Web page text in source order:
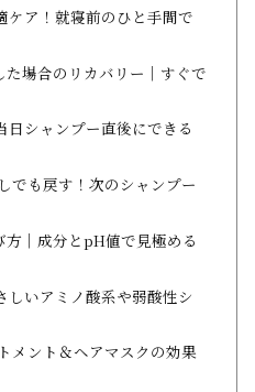
ケア！就寝前のひと手間で
た場合のリカバリー│すぐで
シャンプー直後にできる
でも戻す！次のシャンプー
方│成分とpH値で見極める
しいアミノ酸系や弱酸性シ
メント＆ヘアマスクの効果